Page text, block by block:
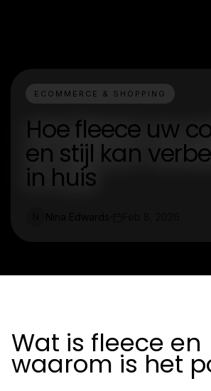
ECOMMERCE & SHOPPING
Hoe fleece uw
en stijl kan
in huis
Wat is fleece en
waarom is het